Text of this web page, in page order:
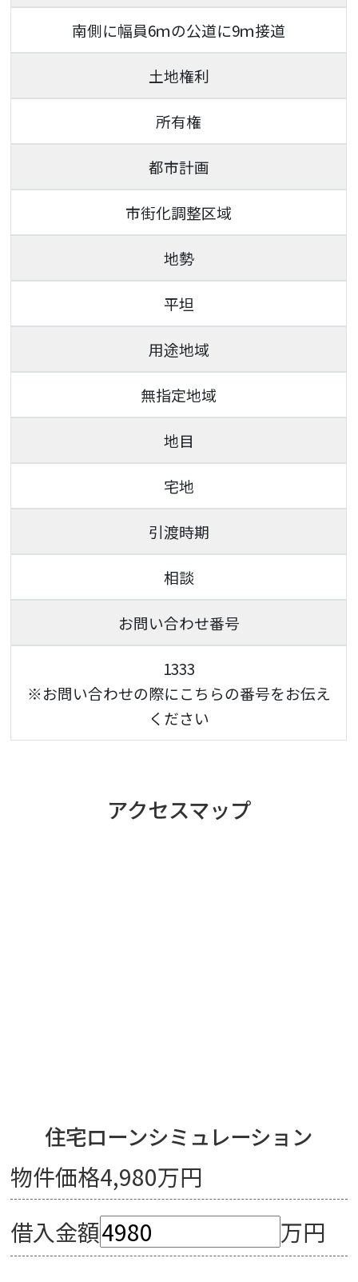
南側に幅員6ｍの公道に9ｍ接道
土地権利
所有権
都市計画
市街化調整区域
地勢
平坦
用途地域
無指定地域
地目
宅地
引渡時期
相談
お問い合わせ番号
1333
※お問い合わせの際にこちらの番号をお伝え
ください
アクセスマップ
住宅ローンシミュレーション
物件価格4,980万円
借入金額
万円